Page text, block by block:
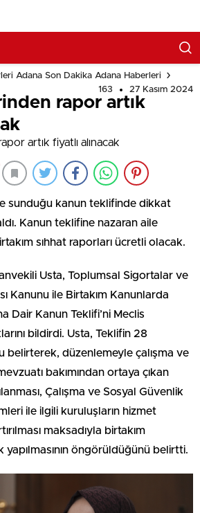
Adana Son Dakika Adana Haberleri
163
27 Kasım 2024
rapor artık
sunduğu kanun teklifinde dikkat
Kanun teklifine nazaran aile
sıhhat raporları ücretli olacak.
Usta, Toplumsal Sigortalar ve
Kanunu ile Birtakım Kanunlarda
Dair Kanun Teklifi’ni Meclis
bildirdi. Usta, Teklifin 28
belirterek, düzenlemeyle çalışma ve
bakımından ortaya çıkan
Çalışma ve Sosyal Güvenlik
ile ilgili kuruluşların hizmet
maksadıyla birtakım
öngörüldüğünü belirtti.